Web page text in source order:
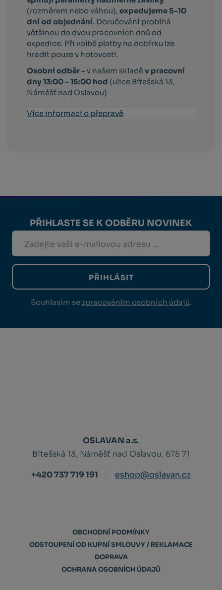
(rozměrem nebo váhou),expedujeme 5–10
dní od objednání. Doručování probíhá
většinou do dvou pracovních dnů od
expedice. Při volbě platby na dobírku lze
hradit pouze v hotovosti.
Osobní odběr –v našem skladěv pracovní
dny 13:00 – 15:00 hod (ulice Bítešská 13,
Náměšť nad Oslavou)
Více informací o přepravě
PŘIHLASTE SE K ODBĚRU NOVINEK
PŘIHLÁSIT
Souhlasím se zpracováním osobních údajů.
OSLAVAN a.s.
Bítešská 13, Náměšť nad Oslavou, 675 71
+420 737 719 191
eshop@oslavan.cz
OBCHODNÍ PODMÍNKY
ODSTOUPENÍ OD KUPNÍ SMLOUVY / REKLAMACE
DOPRAVA
OCHRANA OSOBNÍCH ÚDAJŮ